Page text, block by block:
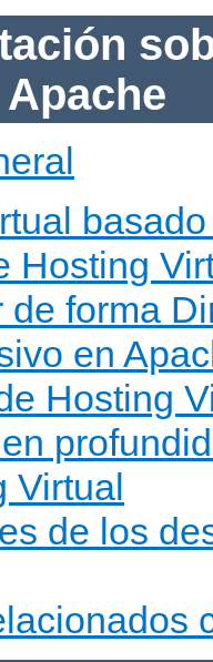
Hosting
de forma
en
Hosting
Virtual
de los